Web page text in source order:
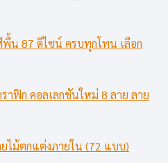
น 87 ดีไซน์ ครบทุกโทน เลือก
าฟิก คอลเลกชันใหม่ 8 ลาย ลาย
ไม้ตกแต่งภายใน (72 แบบ)